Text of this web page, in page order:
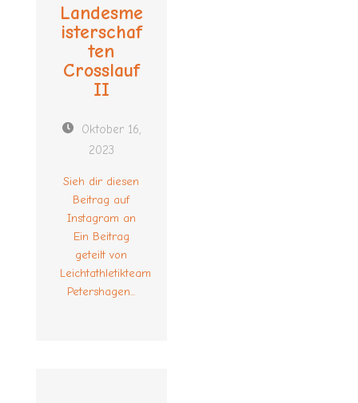
Landesme
isterschaf
ten
Crosslauf
II
Oktober 16,
2023
Sieh dir diesen
Beitrag auf
Instagram an
Ein Beitrag
geteilt von
Leichtathletikteam
Petershagen...